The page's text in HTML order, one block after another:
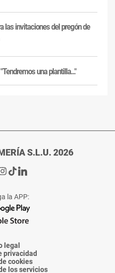
las invitaciones del pregón de
una plantilla..."
S.L.U. 2026
Almería
Ir
de
La
Voz
Almería
Ir
de
La
Voz
Almería
Ir
de
La
Voz
la APP:
legal
privacidad
cookies
los servicios